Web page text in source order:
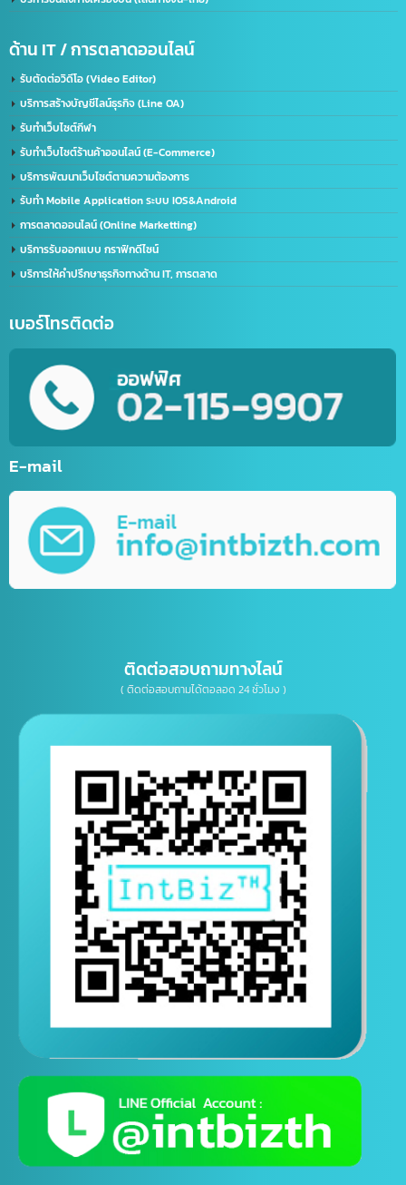
บริการขอนุญาตฉลากจีน / ขอฉลาก CIQ
บริการรับขึ้นทะเบียน GACC
จดเครื่องหมายการค้าจีน (Trademark จีน)
ด้านการนำเข้า-ส่งออก
บริการนำเข้า – ส่งออก(Import-Export)
บริการชิปปิ้ง (Shipping) ไทย-จีน
บริการส่งออกอาหารทะเลแช่แข็ง (ไทยไปจีน)
บริการขนส่งทางเครื่องบิน (เส้นทางจีน-ไทย)
ด้าน IT / การตลาดออนไลน์
บริการสร้างบัญชีไลน์ธุรกิจ (Line OA)
รับทำเว็บไซต์กีฬา
รับทำเว็บไซต์ร้านค้าออนไลน์ (E-Commerce)
บริการพัฒนาเว็บไซต์ตามความต้องการ
รับทำ Mobile Application ระบบ IOS&Android
การตลาดออนไลน์ (Online Marketting)
บริการรับออกแบบ กราฟิกดีไซน์
บริการให้คำปรึกษาธุรกิจทางด้าน IT, การตลาด
E-mail
ติดต่อสอบถามทางไลน์
( ติดต่อสอบถามได้ตอลอด 24 ชั่วโมง )